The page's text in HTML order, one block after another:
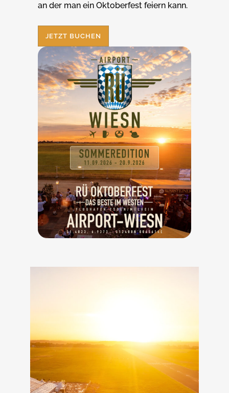
an der man ein Oktoberfest feiern kann.
JETZT BUCHEN